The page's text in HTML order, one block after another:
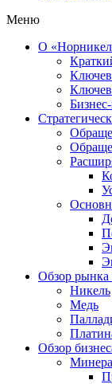
Меню
О
Обзор рынка
Никель
Медь
Обзор